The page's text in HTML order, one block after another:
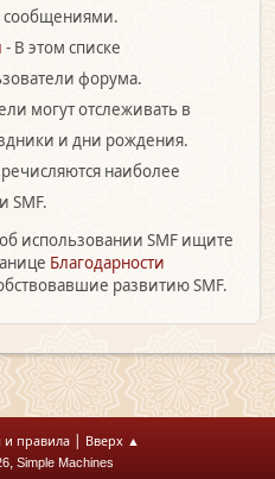
сообщениями.
- В этом списке
форума.
могут отслеживать в
и дни рождения.
наиболее
SMF.
использовании SMF ищите
Благодарности
развитию SMF.
и правила | Вверх ▲
, Simple Machines